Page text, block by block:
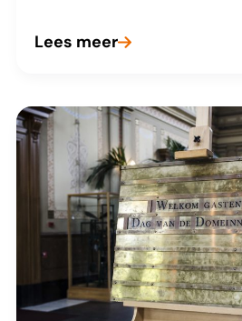
Eigenlijk
.NL
het
zo
slecht
nog
niet!
Lees meer